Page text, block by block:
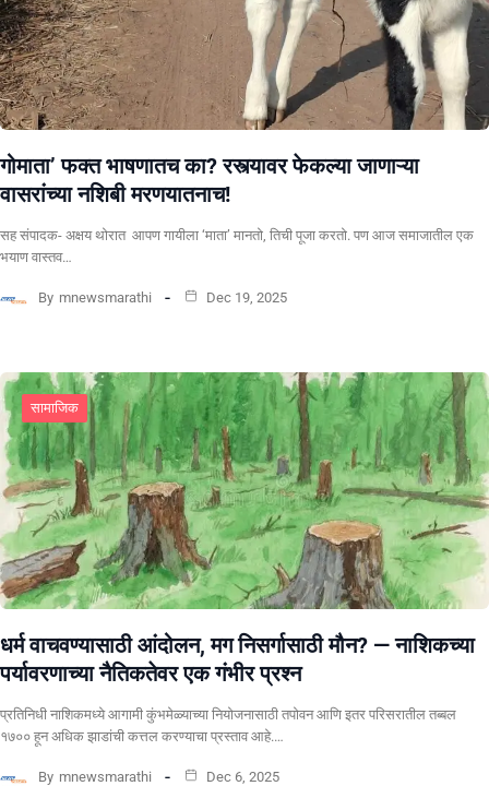
गोमाता’ फक्त भाषणातच का? रस्त्यावर फेकल्या जाणाऱ्या
वासरांच्या नशिबी मरणयातनाच!
सह संपादक- अक्षय थोरात ​ ​आपण गायीला ‘माता’ मानतो, तिची पूजा करतो. पण आज समाजातील एक
भयाण वास्तव…
By mnewsmarathi Dec 19, 2025
सामाजिक
धर्म वाचवण्यासाठी आंदोलन, मग निसर्गासाठी मौन? ​— नाशिकच्या
पर्यावरणाच्या नैतिकतेवर एक गंभीर प्रश्न
प्रतिनिधी ​नाशिकमध्ये आगामी कुंभमेळ्याच्या नियोजनासाठी तपोवन आणि इतर परिसरातील तब्बल
१७०० हून अधिक झाडांची कत्तल करण्याचा प्रस्ताव आहे.…
By mnewsmarathi Dec 6, 2025